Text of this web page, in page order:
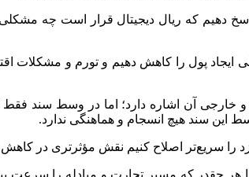
دهیم که ریال دیجیتال قرار است چه
پول را کاهش دهیم و تورم و مشکلات
و خارجی آن اشاره دارد؛ اما در وسط سند
این سند هیچ انسجام و هماهنگی ندارد.
سریع‌تر اصلاح کنیم نقش مؤثرتری در کاهش